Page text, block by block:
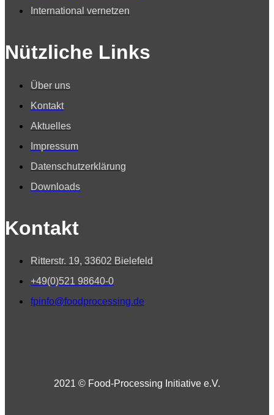
International vernetzen
Nützliche Links
Über uns
Kontakt
Aktuelles
Impressum
Datenschutzerklärung
Downloads
Kontakt
Ritterstr. 19, 33602 Bielefeld
+49(0)521 98640-0
fpinfo@foodprocessing.de
2021 © Food-Processing Initiative e.V.